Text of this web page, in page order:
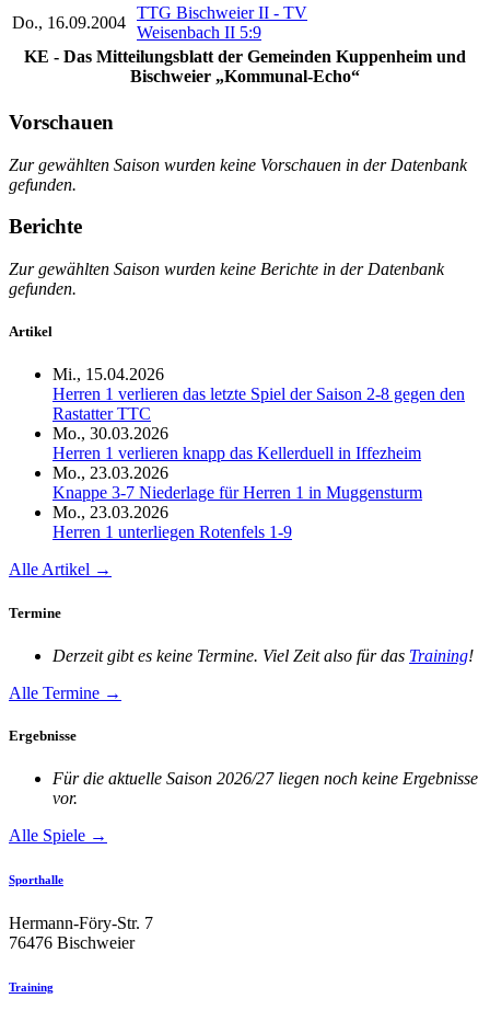
Do., 16.09.2004
TTG Bischweier II - TV
Weisenbach II 5:9
KE - Das Mitteilungsblatt der Gemeinden Kuppenheim und
Bischweier „Kommunal-Echo“
Vorschauen
Zur gewählten Saison wurden keine Vorschauen in der Datenbank
gefunden.
Berichte
Zur gewählten Saison wurden keine Berichte in der Datenbank
gefunden.
Artikel
Mi., 15.04.2026
Herren 1 verlieren das letzte Spiel der Saison 2-8 gegen den
Rastatter TTC
Mo., 30.03.2026
Herren 1 verlieren knapp das Kellerduell in Iffezheim
Mo., 23.03.2026
Knappe 3-7 Niederlage für Herren 1 in Muggensturm
Mo., 23.03.2026
Herren 1 unterliegen Rotenfels 1-9
Alle Artikel →
Termine
Derzeit gibt es keine Termine. Viel Zeit also für das Training!
Alle Termine →
Ergebnisse
Für die aktuelle Saison 2026/27 liegen noch keine Ergebnisse
vor.
Alle Spiele →
Sporthalle
Hermann-Föry-Str. 7
76476 Bischweier
Training